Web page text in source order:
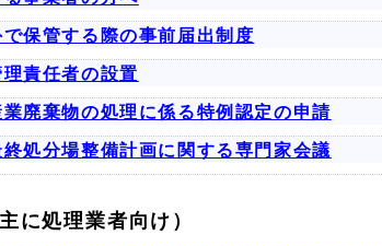
保管する際の事前届出制度
責任者の設置
廃棄物の処理に係る特例認定の申請
処分場整備計画に関する専門家会議
に処理業者向け）